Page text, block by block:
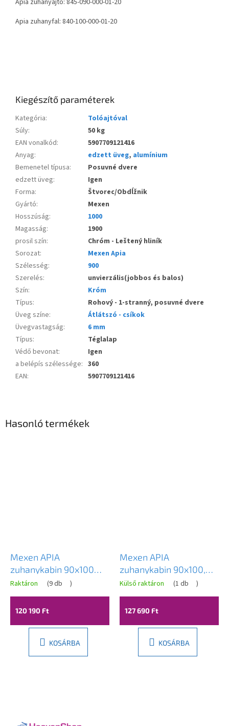
Apia zuhanyfal: 840-100-000-01-20
Kiegészítő paraméterek
Kategória:
Tolóajtóval
Súly:
50 kg
EAN vonalkód:
5907709121416
Anyag: edzett üveg, alumínium
Bemenetel típusa:
Posuvné dvere
edzett üveg:
Igen
Forma:
Štvorec/Obdĺžnik
Gyártó:
Mexen
Hosszúság:
1000
Magasság:
1900
prosil szín:
Chróm - Leštený hliník
Sorozat:
Mexen Apia
Szélesség:
900
Szerelés:
unvierzális(jobbos és balos)
Szín:
Króm
Típus:
Rohový - 1-stranný, posuvné dvere
Üveg színe:
Átlátszó - csíkok
Üvegvastagság:
6 mm
Típus:
Téglalap
Védő bevonat:
Igen
a belépís szélessége: 360
EAN: 5907709121416
Hasonló termékek
Mexen APIA
zuhanykabin 90x100
cm, átlátszó / króm,
840-090-100-01-00
Raktáron (9 db )
120 190 Ft
KOSÁRBA
Mexen APIA
zuhanykabin 90x100,
átlátszó üveg / fekete
profil, 840-090-100-
70-00
Külső raktáron (1 db )
127 690 Ft
KOSÁRBA